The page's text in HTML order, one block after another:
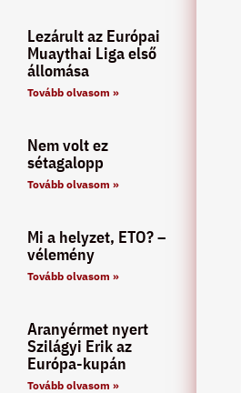
Lezárult az Európai
Muaythai Liga első
állomása
Tovább olvasom »
Nem volt ez
sétagalopp
Tovább olvasom »
Mi a helyzet, ETO? –
vélemény
Tovább olvasom »
Aranyérmet nyert
Szilágyi Erik az
Európa-kupán
Tovább olvasom »